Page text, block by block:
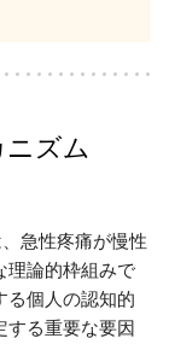
ズム
急性疼痛が慢性
理論的枠組みで
る個人の認知的
する重要な要因